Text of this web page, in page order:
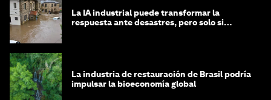
La IA industrial puede transformar la
respuesta ante desastres, pero solo si
La industria de restauración de Brasil podría
impulsar la bioeconomía global